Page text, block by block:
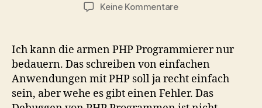
Keine Kommentarezu
für
wahre
Helden
Ich kann die armen PHP Programmierer nur
bedauern. Das schreiben von einfachen
Anwendungen mit PHP soll ja recht einfach
sein, aber wehe es gibt einen Fehler. Das